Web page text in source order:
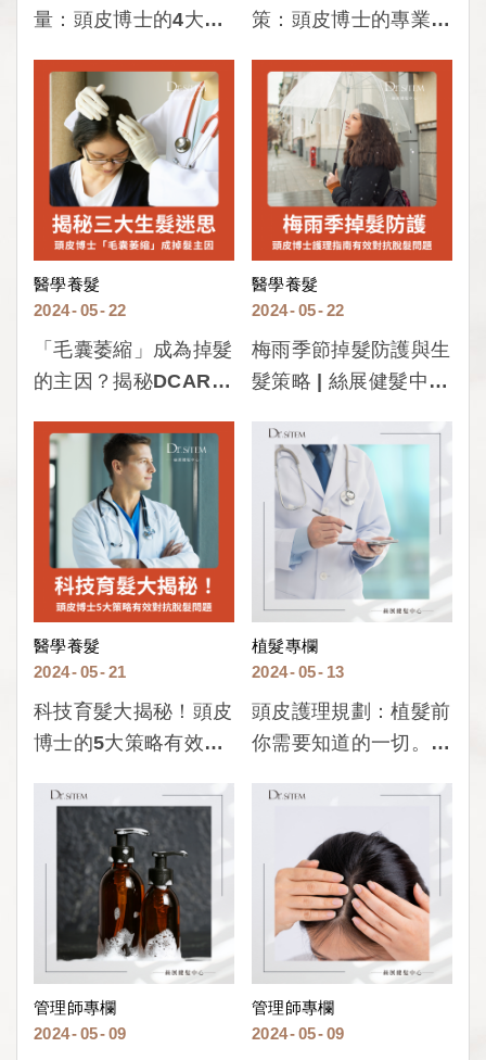
量：頭皮博士的4大活
策：頭皮博士的專業指
醫學養髮
22
05
2024
「毛囊萎縮」成為掉髮
的主因？揭秘DCARD
醫學養髮
22
05
2024
梅雨季節掉髮防護與生
髮策略 | 絲展健髮中心
醫學養髮
21
05
2024
科技育髮大揭秘！頭皮
博士的5大策略有效對
植髮專欄
13
05
2024
頭皮護理規劃：植髮前
你需要知道的一切。醫
管理師專欄
09
05
2024
管理師專欄
09
05
2024